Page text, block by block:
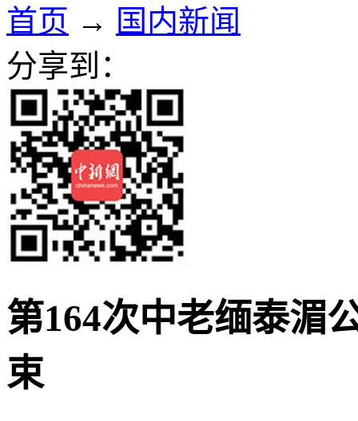
首页 → 国内新闻
分享到：
第164次中老缅泰湄
束